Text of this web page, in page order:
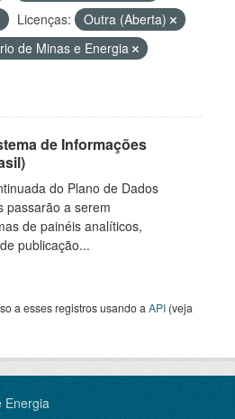
Licenças:
Outra (Aberta)
de Minas e Energia
de Informações
do Plano de Dados
passarão a serem
de painéis analíticos,
publicação...
a esses registros usando a API (veja
Energia